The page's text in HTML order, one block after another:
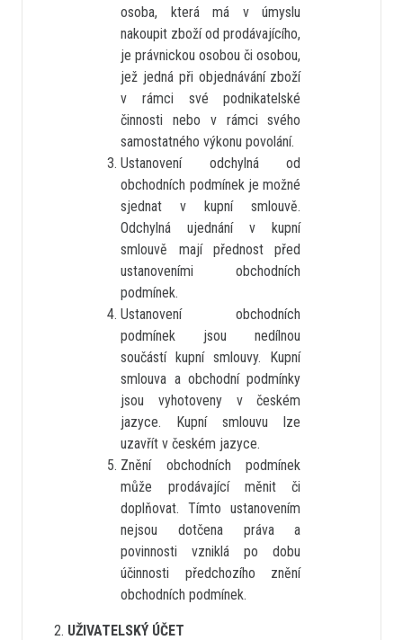
osoba, která má v úmyslu
nakoupit zboží od prodávajícího,
je právnickou osobou či osobou,
jež jedná při objednávání zboží
v rámci své podnikatelské
činnosti nebo v rámci svého
samostatného výkonu povolání.
Ustanovení odchylná od
obchodních podmínek je možné
sjednat v kupní smlouvě.
Odchylná ujednání v kupní
smlouvě mají přednost před
ustanoveními obchodních
podmínek.
Ustanovení obchodních
podmínek jsou nedílnou
součástí kupní smlouvy. Kupní
smlouva a obchodní podmínky
jsou vyhotoveny v českém
jazyce. Kupní smlouvu lze
uzavřít v českém jazyce.
Znění obchodních podmínek
může prodávající měnit či
doplňovat. Tímto ustanovením
nejsou dotčena práva a
povinnosti vzniklá po dobu
účinnosti předchozího znění
obchodních podmínek.
UŽIVATELSKÝ ÚČET